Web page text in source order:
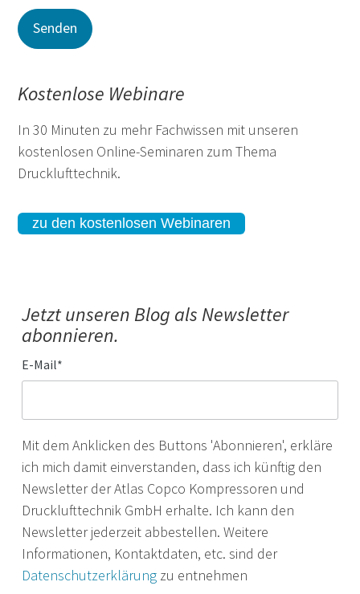
Kostenlose Webinare
In 30 Minuten zu mehr Fachwissen mit unseren
kostenlosen Online-Seminaren zum Thema
Drucklufttechnik.
zu den kostenlosen Webinaren
Jetzt unseren Blog als Newsletter
abonnieren.
E-Mail*
Mit dem Anklicken des Buttons 'Abonnieren', erkläre
ich mich damit einverstanden, dass ich künftig den
Newsletter der Atlas Copco Kompressoren und
Drucklufttechnik GmbH erhalte. Ich kann den
Newsletter jederzeit abbestellen. Weitere
Informationen, Kontaktdaten, etc. sind der
Datenschutzerklärungzu entnehmen